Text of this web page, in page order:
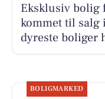
Eksklusiv bolig
kommet til salg
dyreste boliger
BOLIGMARKED